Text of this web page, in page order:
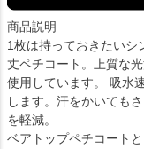
商品説明
1枚は持っておきたいシ
丈ペチコート。上質な
使用しています。 吸水
します。汗をかいても
を軽減。
ベアトップペチコート